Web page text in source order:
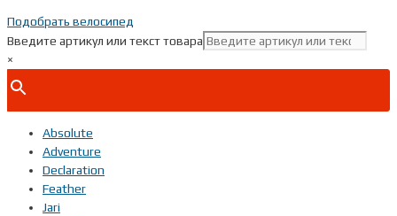
Подобрать велосипед
Введите артикул или текст товара
×
Absolute
Adventure
Declaration
Feather
Jari